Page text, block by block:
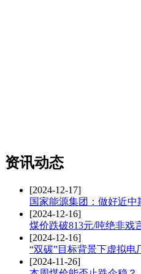
资讯动态
[2024-12-17]
国家能源集团：做好近中
[2024-12-16]
煤价跌破813元/吨绝非戏
[2024-12-16]
“双碳”目标背景下虚拟
[2024-11-26]